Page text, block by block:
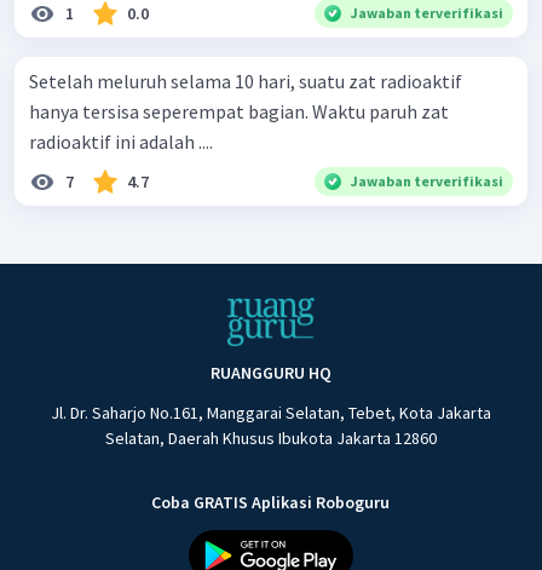
1 0.0 Jawaban terverifikasi
Setelah meluruh selama 10 hari, suatu zat radioaktif
hanya tersisa seperempat bagian. Waktu paruh zat
radioaktif ini adalah ....
7 4.7 Jawaban terverifikasi
RUANGGURU HQ
Jl. Dr. Saharjo No.161, Manggarai Selatan, Tebet, Kota Jakarta
Selatan, Daerah Khusus Ibukota Jakarta 12860
Coba GRATIS Aplikasi Roboguru